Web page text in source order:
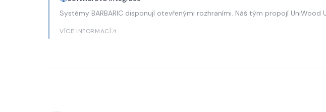
Systémy BARBARIC disponují otevřenými rozhraními. Náš tým propojí UniWood
VÍCE INFORMACÍ